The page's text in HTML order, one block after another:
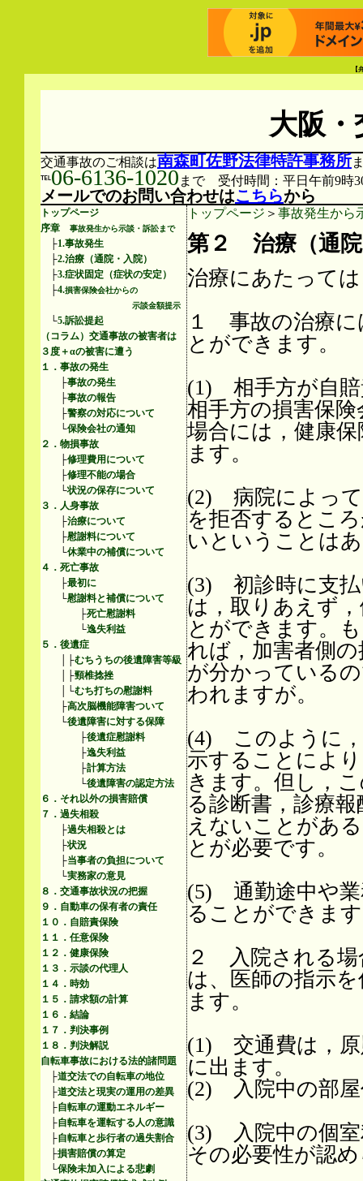
【
大阪
交通事故のご相談は南森町佐野法律特許事務所
℡06-6136-1020まで 受付時間：平日午前9時
メールでのお問い合わせはこちらから
トップページ
序章
事故発生から示談・訴訟まで
├1.事故発生
├2.治療（通院・入院）
├3.症状固定（症状の安定）
├4.損害保険会社からの
示談金額提示
└5.訴訟提起
（コラム）交通事故の被害者は
３度＋αの被害に遭う
１．事故の発生
├事故の発生
├事故の報告
├警察の対応について
└保険会社の通知
２．物損事故
├修理費用について
├修理不能の場合
└状況の保存について
３．人身事故
├治療について
├慰謝料について
└休業中の補償について
４．死亡事故
├最初に
└慰謝料と補償について
├死亡慰謝料
└逸失利益
５．後遺症
│├むちうちの後遺障害等級
│├頸椎捻挫
│└むち打ちの慰謝料
├高次脳機能障害ついて
└後遺障害に対する保障
├後遺症慰謝料
├逸失利益
├計算方法
└後遺障害の認定方法
６．それ以外の損害賠償
７．過失相殺
├過失相殺とは
├状況
├当事者の負担について
└実務家の意見
８．交通事故状況の把握
９．自動車の保有者の責任
１０．自賠責保険
１１．任意保険
１２．健康保険
１３．示談の代理人
１４．時効
１５．請求額の計算
１６．結論
１７．判決事例
１８．判決解説
自転車事故における法的諸問題
├道交法での自転車の地位
├道交法と現実の運用の差異
├自転車の運動エネルギー
├自転車を運転する人の意識
├自転車と歩行者の過失割合
├損害賠償の算定
└保険未加入による悲劇
トップページ ＞ 事故発生から
第２ 治療（通院
治療にあたって
１ 事故の治療に
とができます。
(1) 相手方が自賠
相手方の損害保
場合には，健康
ます。
(2) 病院によって
を拒否するとこ
いということは
(3) 初診時に支払
は，取りあえず
とができます。
れば，加害者側
が分かっている
われますが。
(4) このように，
示することによ
きます。但し，
る診断書，診療
えないことがあ
とが必要です。
(5) 通勤途中や業
ることができま
２ 入院される場
は、医師の指示
ます。
(1) 交通費は，原
に出ます。
(2) 入院中の部屋
(3) 入院中の個室
その必要性が認